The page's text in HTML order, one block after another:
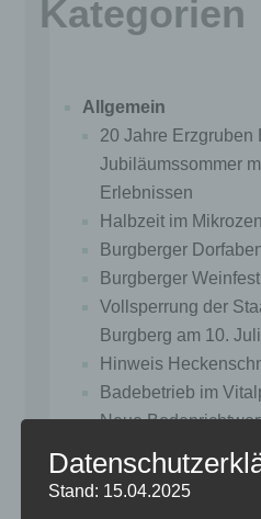
Kategorien
Allgemein
20 Jahre Erzgruben
Jubiläumssommer
Erlebnissen
Halbzeit im
Burgberger
Burgberger Weinfest
Vollsperrung der
Burgberg am 10.
Hinweis
Badebetrieb im
Neue
Brückensanierung
Tag der offenen Tür
Stand: 15.04.2025